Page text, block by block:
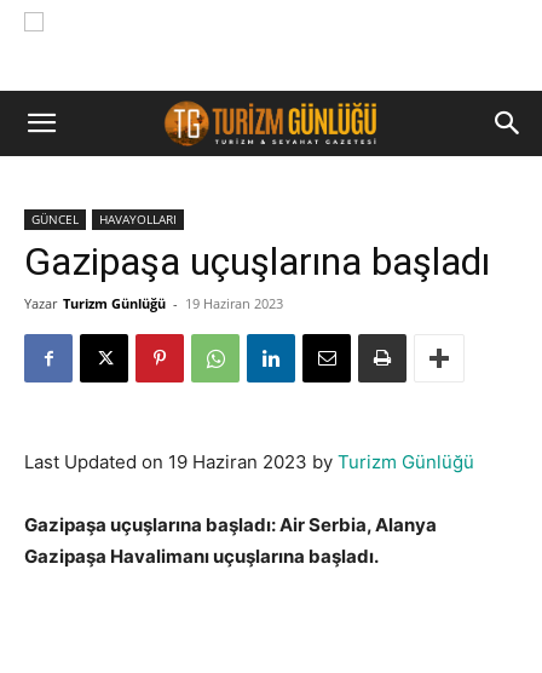
GÜNCEL HAVAYOLLARI
Gazipaşa uçuşlarına başladı
Yazar Turizm Günlüğü - 19 Haziran 2023
Last Updated on 19 Haziran 2023 by Turizm Günlüğü
Gazipaşa uçuşlarına başladı: Air Serbia, Alanya
Gazipaşa Havalimanı uçuşlarına başladı.